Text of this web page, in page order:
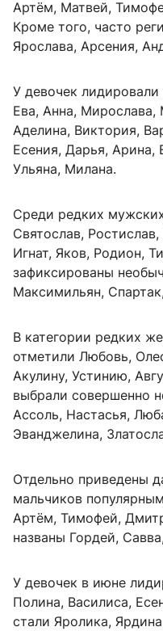
Артём, Матвей,
Кроме того, часто
Ярослава, Арсения,
У девочек
Ева, Анна,
Аделина, Виктория,
Есения, Дарья, Арина,
Ульяна, Милана.
Среди редких
Святослав,
Игнат, Яков, Родион,
зафиксированы
Максимильян,
В категории редких
отметили Любовь,
Акулину, Устинию,
выбрали совершенно
Ассоль, Настасья,
Эванджелина,
Отдельно приведены
мальчиков
Артём, Тимофей,
названы Гордей,
У девочек в июне
Полина, Василиса,
стали Яролика,